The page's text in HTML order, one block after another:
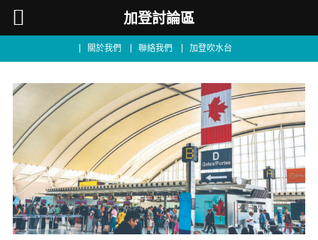
關於我們 聯絡我們 加登吹水台
加登討論區